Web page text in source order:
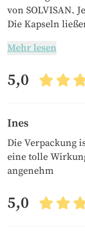
von SOLVISAN.
Die Kapseln
Mehr lesen
5,0
Ines
Die Verpackung
eine tolle
angenehm
5,0